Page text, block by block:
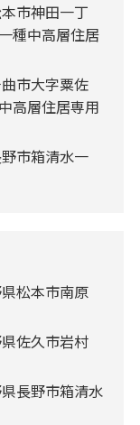
市神田一丁
種中高層住居
市大字粟佐
高層住居専用
市箱清水一
松本市南原
佐久市岩村
長野市箱清水